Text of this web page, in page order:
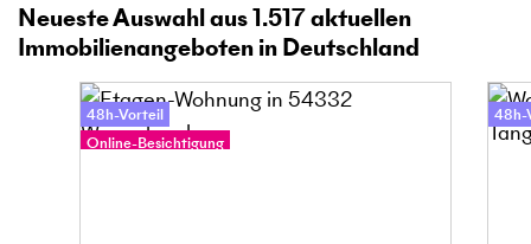
Neueste Auswahl aus1.517aktuellen
Immobilienangeboten in Deutschland
48h-Vorteil
Online-Besichtigung
48h-